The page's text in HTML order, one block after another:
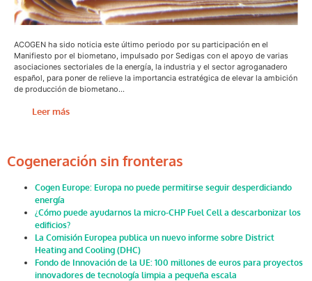
ACOGEN ha sido noticia este último periodo por su participación en el
Manifiesto por el biometano, impulsado por Sedigas con el apoyo de varias
asociaciones sectoriales de la energía, la industria y el sector agroganadero
español, para poner de relieve la importancia estratégica de elevar la ambición
de producción de biometano…
Leer más
Cogeneración sin fronteras
Cogen Europe: Europa no puede permitirse seguir desperdiciando
energía
¿Cómo puede ayudarnos la micro-CHP Fuel Cell a descarbonizar los
edificios?
La Comisión Europea publica un nuevo informe sobre District
Heating and Cooling (DHC)
Fondo de Innovación de la UE: 100 millones de euros para proyectos
innovadores de tecnología limpia a pequeña escala